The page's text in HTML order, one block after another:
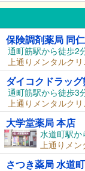
保険調剤薬局 同
通町筋駅から徒歩2
上通りメンタルク
ダイコクドラッ
通町筋駅から徒歩3
上通りメンタルク
大学堂薬局 本店
水道町駅か
上通りメン
さつき薬局 水道